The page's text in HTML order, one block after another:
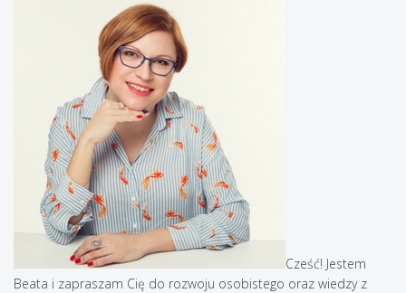
Cześć! Jestem
Beata i zapraszam Cię do rozwoju osobistego oraz wiedzy z